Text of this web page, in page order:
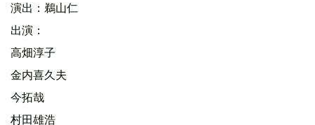
演出：鵜山仁
出演：
高畑淳子
金内喜久夫
今拓哉
村田雄浩